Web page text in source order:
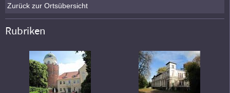
Zurück zur Ortsübersicht
Rubriken